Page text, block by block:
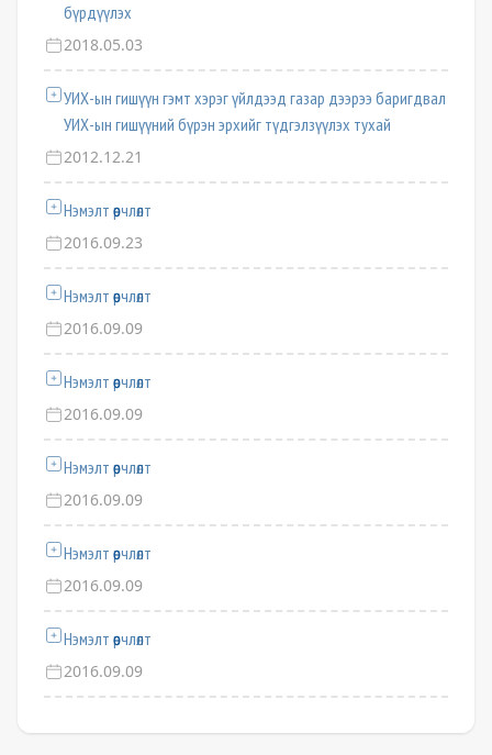
бүрдүүлэх
2018.05.03
УИХ-ын гишүүн гэмт хэрэг үйлдээд газар дээрээ баригдвал
УИХ-ын гишүүний бүрэн эрхийг түдгэлзүүлэх тухай
2012.12.21
Нэмэлт өөрчлөлт
2016.09.23
Нэмэлт өөрчлөлт
2016.09.09
Нэмэлт өөрчлөлт
2016.09.09
Нэмэлт өөрчлөлт
2016.09.09
Нэмэлт өөрчлөлт
2016.09.09
Нэмэлт өөрчлөлт
2016.09.09